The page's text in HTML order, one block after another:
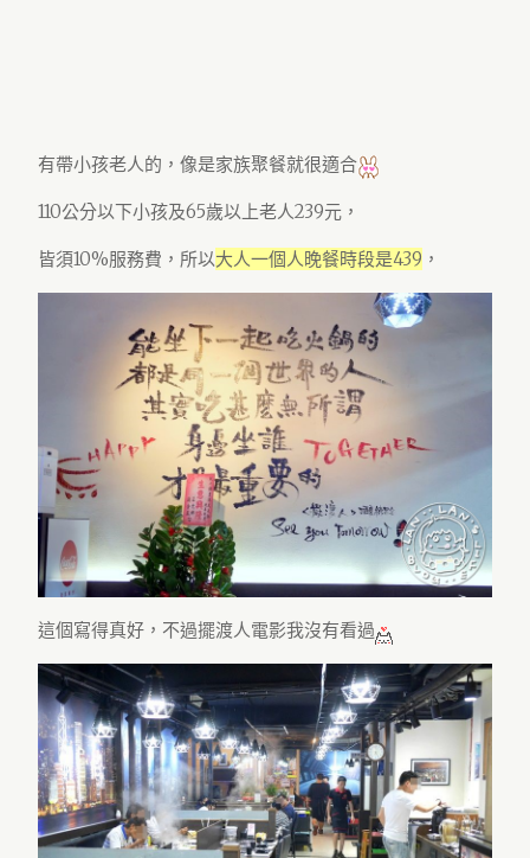
有帶小孩老人的，像是家族聚餐就很適合
110公分以下小孩及65歲以上老人239元，
皆須10%服務費，所以大人一個人晚餐時段是439 ，
這個寫得真好，不過擺渡人電影我沒有看過